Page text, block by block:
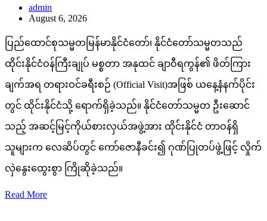
admin
August 6, 2026
ပြည်ထောင်စုသမ္မတမြန်မာနိုင်ငံတော်၊ နိုင်ငံတော်သမ္မတသည်
ထိုင်းနိုင်ငံဝန်ကြီးချုပ် မစ္စတာ အနုထင် ချာဝီရကွန်၏ ဖိတ်ကြား
ချက်အရ တရားဝင်ခရီးစဉ် (Official Visit)အဖြစ် ယနေ့နံနက်ပိုင်း
တွင် ထိုင်းနိုင်ငံသို့ ရောက်ရှိခဲ့သည်။ နိုင်ငံတော်သမ္မတ ဦးဆောင်
သည့် အဆင့်မြင့်ကိုယ်စားလှယ်အဖွဲ့အား ထိုင်းနိုင်ငံ တာဝန်ရှိ
သူများက လေဆိပ်တွင် ကော်ဇောနီခင်း၍ ဂုဏ်ပြုတပ်ဖွဲ့ဖြင့် လှိုက်
လှဲနွေးထွေးစွာ ကြိုဆိုခဲ့သည်။
Read More